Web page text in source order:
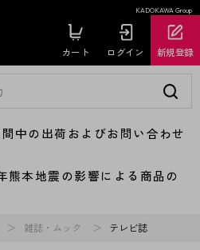
KADOKAWA Group
カート ログイン 新規登録
の出荷およびお問い合わせ
本地震の影響による商品の
雑誌・ムック テレビ誌